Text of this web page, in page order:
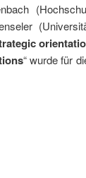
“ wurde für